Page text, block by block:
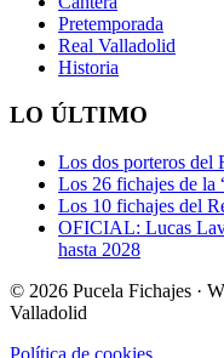
Pretemporada
Real Valladolid
Historia
LO ÚLTIMO
Los dos porteros del
Los 26 fichajes de la
Los 10 fichajes del
OFICIAL: Lucas
hasta 2028
© 2026 Pucela Fichajes ·
Valladolid
Política de cookies